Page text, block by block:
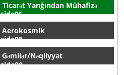
Ticarət Yanğından Mühafizə
Aerokosmik
Gəmilər/Nəqliyyat